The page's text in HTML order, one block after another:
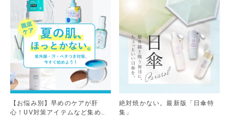
【お悩み別】早めのケアが肝
心！UV対策アイテムなど集めま
絶対焼かない。最新版「日傘特
集」